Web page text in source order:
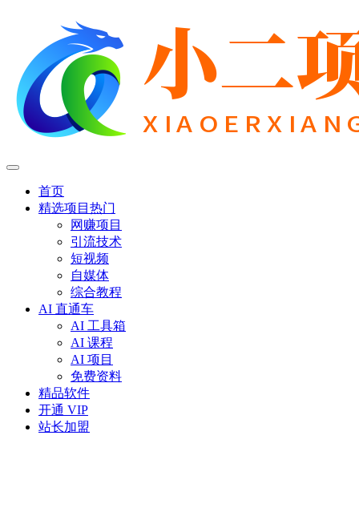
首页
精选项目 热门
网赚项目
引流技术
短视频
自媒体
综合教程
AI 直通车
AI 工具箱
AI 课程
AI 项目
免费资料
精品软件
开通 VIP
站长加盟